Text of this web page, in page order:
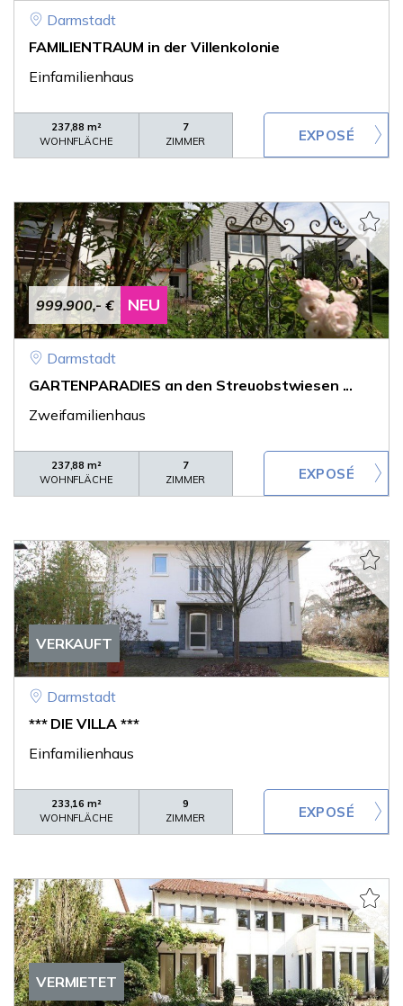
Darmstadt
FAMILIENTRAUM in der Villenkolonie
Einfamilienhaus
237,88 m²
WOHNFLÄCHE
7
ZIMMER
999.900,- € NEU
Darmstadt
GARTENPARADIES an den Streuobstwiesen ...
Zweifamilienhaus
237,88 m²
WOHNFLÄCHE
7
ZIMMER
VERKAUFT
Darmstadt
*** DIE VILLA ***
Einfamilienhaus
233,16 m²
WOHNFLÄCHE
9
ZIMMER
VERMIETET